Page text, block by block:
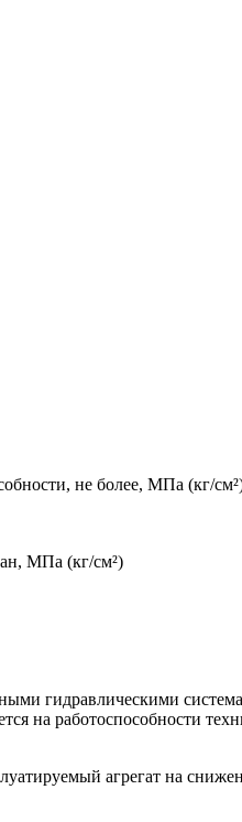
не более, МПа (кг/
МПа (кг/см²)
гидравлическими
на работоспособности
агрегат на